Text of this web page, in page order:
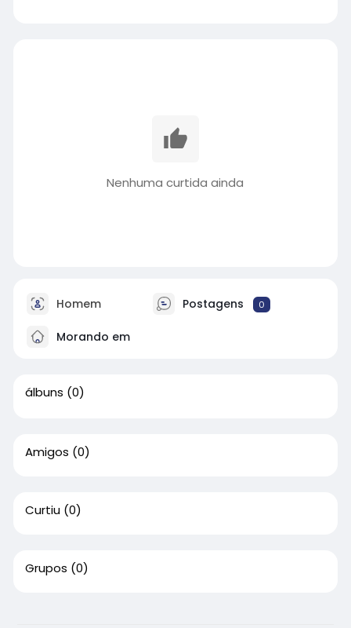
Nenhuma curtida ainda
Homem Postagens 0
Morando em
álbuns (0)
Amigos (0)
Curtiu (0)
Grupos (0)